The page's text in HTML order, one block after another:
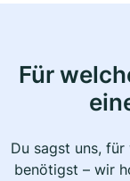
Für
Du sagst uns,
benötigst – wir